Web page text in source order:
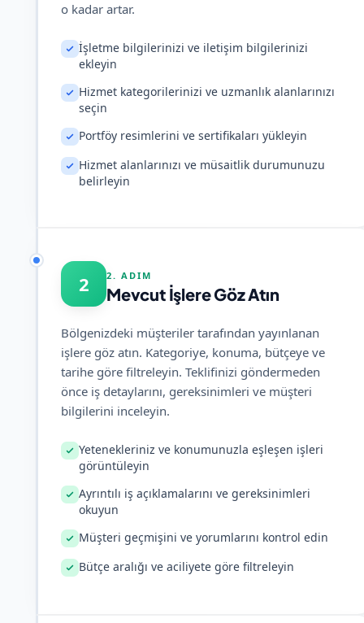
o kadar artar.
İşletme bilgilerinizi ve iletişim bilgilerinizi
ekleyin
Hizmet kategorilerinizi ve uzmanlık alanlarınızı
seçin
Portföy resimlerini ve sertifikaları yükleyin
Hizmet alanlarınızı ve müsaitlik durumunuzu
belirleyin
2 2. ADIM
Mevcut İşlere Göz Atın
Bölgenizdeki müşteriler tarafından yayınlanan
işlere göz atın. Kategoriye, konuma, bütçeye ve
tarihe göre filtreleyin. Teklifinizi göndermeden
önce iş detaylarını, gereksinimleri ve müşteri
bilgilerini inceleyin.
Yetenekleriniz ve konumunuzla eşleşen işleri
görüntüleyin
Ayrıntılı iş açıklamalarını ve gereksinimleri
okuyun
Müşteri geçmişini ve yorumlarını kontrol edin
Bütçe aralığı ve aciliyete göre filtreleyin